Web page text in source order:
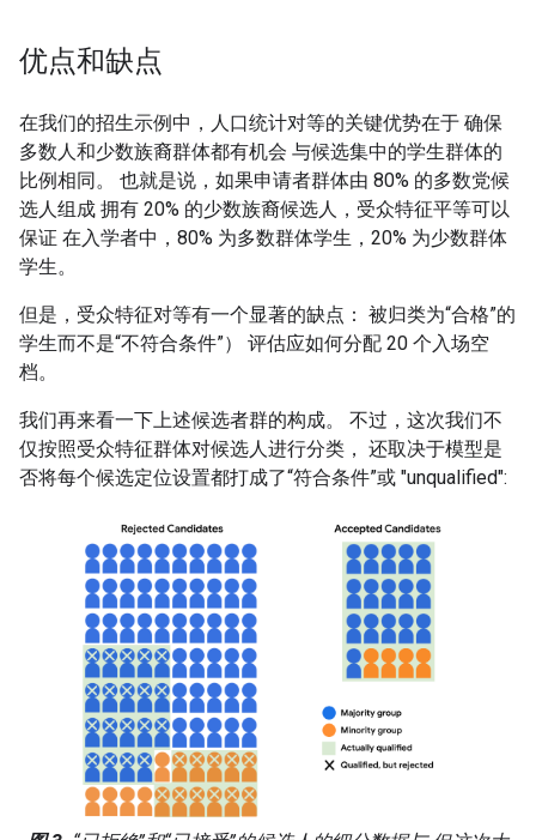
优点和缺点
在我们的招生示例中，人口统计对等的关键优势在于 确保
多数人和少数族裔群体都有机会 与候选集中的学生群体的
比例相同。 也就是说，如果申请者群体由 80% 的多数党候
选人组成 拥有 20% 的少数族裔候选人，受众特征平等可以
保证 在入学者中，80% 为多数群体学生，20% 为少数群体
学生。
但是，受众特征对等有一个显著的缺点： 被归类为“合格”的
学生而不是“不符合条件”） 评估应如何分配 20 个入场空
档。
我们再来看一下上述候选者群的构成。 不过，这次我们不
仅按照受众特征群体对候选人进行分类， 还取决于模型是
否将每个候选定位设置都打成了“符合条件”或 "unqualified":